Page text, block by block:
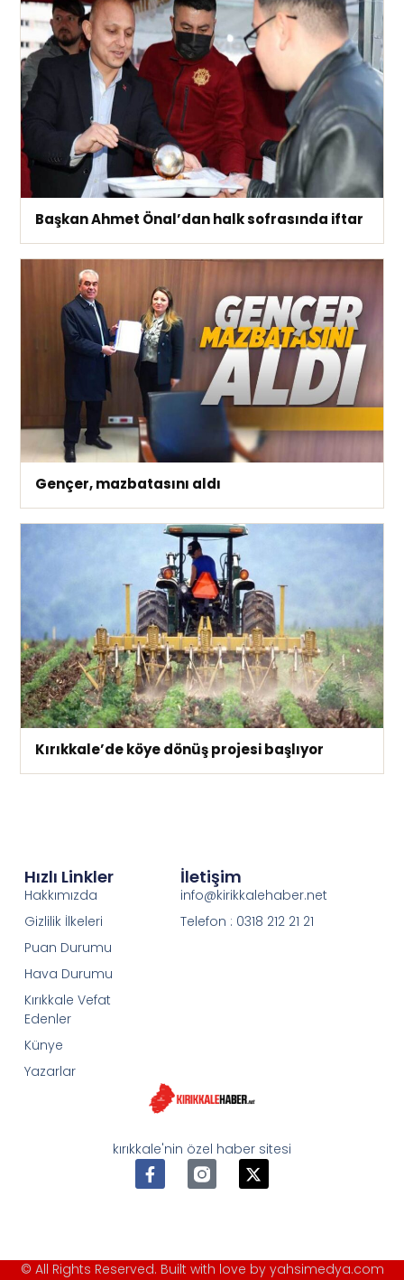
Başkan Ahmet Önal’dan halk sofrasında iftar
Gençer, mazbatasını aldı
Kırıkkale’de köye dönüş projesi başlıyor
kırıkkale'nin özel haber sitesi
Hızlı Linkler
Hakkımızda
Gizlilik İlkeleri
Puan Durumu
Hava Durumu
Kırıkkale Vefat
Edenler
Künye
Yazarlar
İletişim
info@kirikkalehaber.net
Telefon : 0318 212 21 21
© All Rights Reserved. Built with love by yahsimedya.com